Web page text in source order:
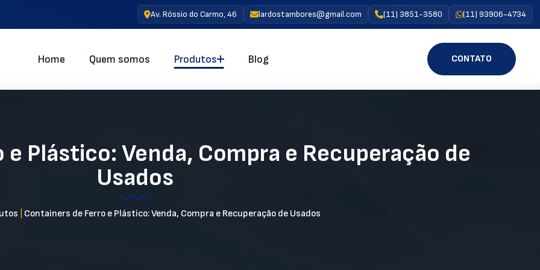
Av. Róssio do Carmo, 46 lardostambores@gmail.com (11) 3851-3580 (11) 93906-4734
Home Quem somos Produtos Blog CONTATO
Plástico: Venda, Compra e Recuperação de
Usados
Containers de Ferro e Plástico: Venda, Compra e Recuperação de Usados